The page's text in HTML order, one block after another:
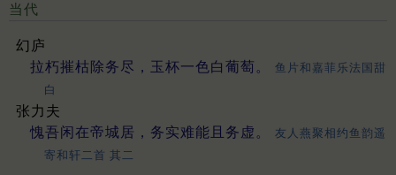
当代
幻庐
拉朽摧枯除务尽，玉杯一色白葡萄。
鱼片和嘉菲乐法国甜
白
张力夫
愧吾闲在帝城居，务实难能且务虚。
友人燕聚相约鱼韵遥
寄和轩二首 其二